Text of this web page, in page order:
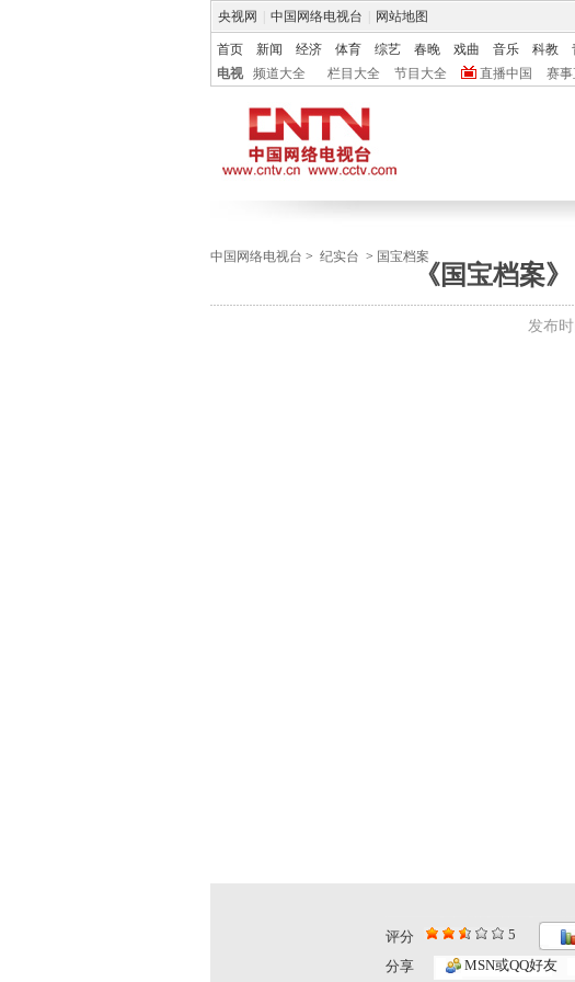
央视网 中国网络电视台 网站地图
首页 新闻 经济 体育 综艺 春晚 戏曲 音乐 科教
电视
频道大全 栏目大全 节目大全 直播中国 赛
中国网络电视台 > 纪实台 > 国宝档案
《国宝档案
发布时
评分 5
分享
MSN或QQ好友